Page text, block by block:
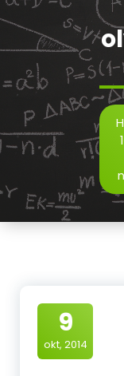
9
okt, 2014